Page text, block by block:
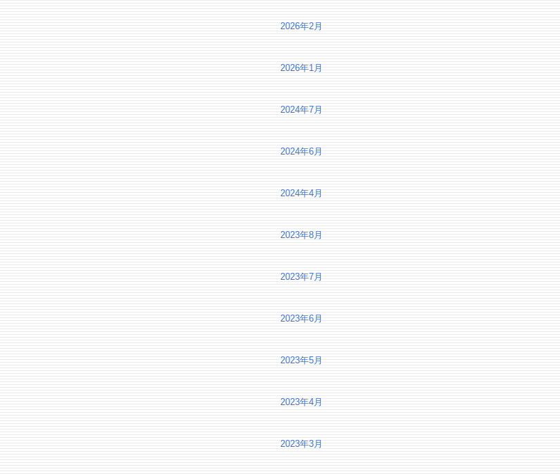
2026年2月
2026年1月
2024年7月
2024年6月
2024年4月
2023年8月
2023年7月
2023年6月
2023年5月
2023年4月
2023年3月